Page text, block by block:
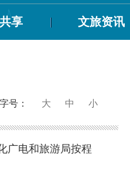
享 文旅资讯
字号： 大 中 小
广电和旅游局按程